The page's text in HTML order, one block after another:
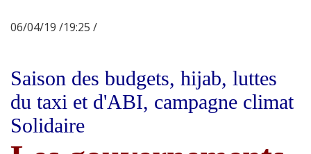
06/04/19 /19:25 /
Saison des budgets, hijab, luttes
du taxi et d'ABI, campagne climat
Solidaire